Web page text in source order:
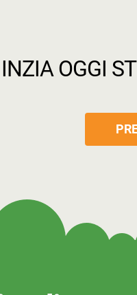
INZIA OGGI